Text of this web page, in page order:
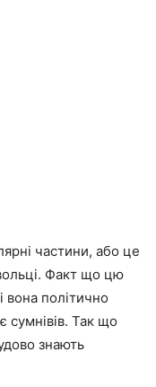
частини, або це
Факт що цю
вона політично
сумнівів. Так що
знають